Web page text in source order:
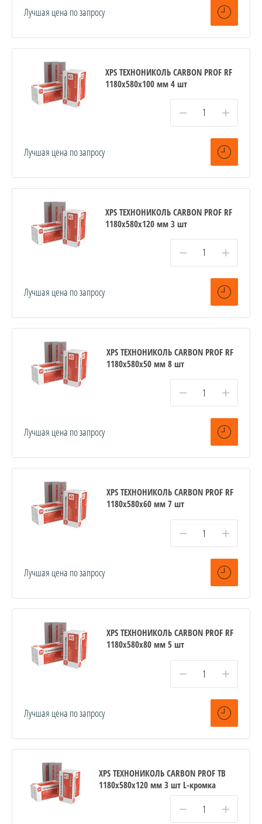
Лучшая цена по запросу
XPS ТЕХНОНИКОЛЬ CARBON PROF RF
1180х580х100 мм 4 шт
− +
Лучшая цена по запросу
XPS ТЕХНОНИКОЛЬ CARBON PROF RF
1180х580х120 мм 3 шт
− +
Лучшая цена по запросу
XPS ТЕХНОНИКОЛЬ CARBON PROF RF
1180х580х50 мм 8 шт
− +
Лучшая цена по запросу
XPS ТЕХНОНИКОЛЬ CARBON PROF RF
1180х580х60 мм 7 шт
− +
Лучшая цена по запросу
XPS ТЕХНОНИКОЛЬ CARBON PROF RF
1180х580х80 мм 5 шт
− +
Лучшая цена по запросу
XPS ТЕХНОНИКОЛЬ CARBON PROF TB
1180х580х120 мм 3 шт L-кромка
− +